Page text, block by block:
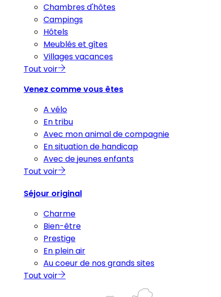
Chambres d'hôtes
Campings
Hôtels
Meublés et gîtes
Villages vacances
Tout voir
Venez comme vous êtes
A vélo
En tribu
Avec mon animal de compagnie
En situation de handicap
Avec de jeunes enfants
Tout voir
Séjour original
Charme
Bien-être
Prestige
En plein air
Au coeur de nos grands sites
Tout voir